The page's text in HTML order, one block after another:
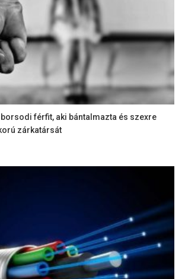
férfit, aki bántalmazta és szexre
zárkatársát